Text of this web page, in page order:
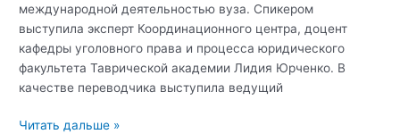
международной деятельностью вуза. Спикером
выступила эксперт Координационного центра, доцент
кафедры уголовного права и процесса юридического
факультета Таврической академии Лидия Юрченко. В
качестве переводчика выступила ведущий
Открытый
Читать дальше »